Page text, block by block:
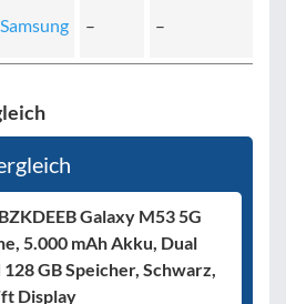
Saturn
Saturn
Samsung –
Samsung – –
Galaxy M53 5G
5.000 mAh Akku, Dual
128 GB Speicher, Schwarz,
Display